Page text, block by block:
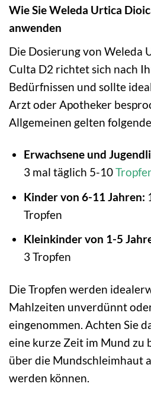
Wie Sie Weleda Urtica
anwenden
Die Dosierung von Weleda
Culta D2 richtet sich nach
Bedürfnissen und sollte
Arzt oder Apotheker
Allgemeinen gelten
Erwachsene und
3 mal täglich 5-10
Kinder von 6-11 Jahren:
Tropfen
Kleinkinder von 1-5
3 Tropfen
Die Tropfen werden
Mahlzeiten unverdünnt
eingenommen. Achten Sie
eine kurze Zeit im Mund zu
über die Mundschleimhaut
werden können.